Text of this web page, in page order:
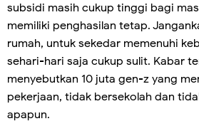
subsidi masih cukup tinggi bagi
memiliki penghasilan tetap.
rumah, untuk sekedar memenuhi
sehari-hari saja cukup sulit. Kabar
menyebutkan 10 juta gen-z yang
pekerjaan, tidak bersekolah dan
apapun.